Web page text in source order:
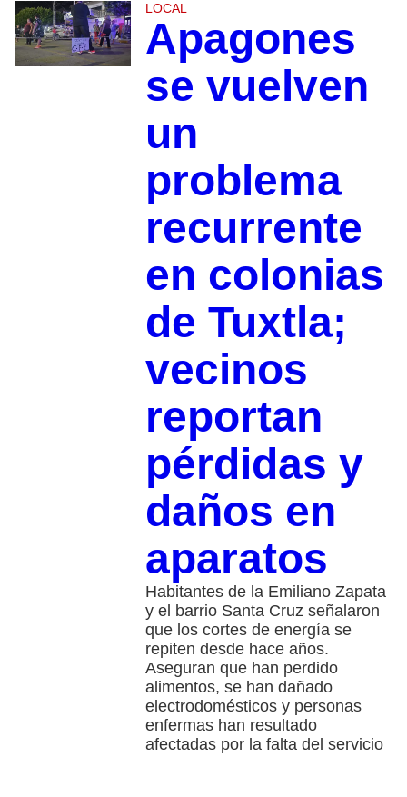
LOCAL
Apagones
se vuelven
un
problema
recurrente
en colonias
de Tuxtla;
vecinos
reportan
pérdidas y
daños en
aparatos
Habitantes de la Emiliano Zapata
y el barrio Santa Cruz señalaron
que los cortes de energía se
repiten desde hace años.
Aseguran que han perdido
alimentos, se han dañado
electrodomésticos y personas
enfermas han resultado
afectadas por la falta del servicio